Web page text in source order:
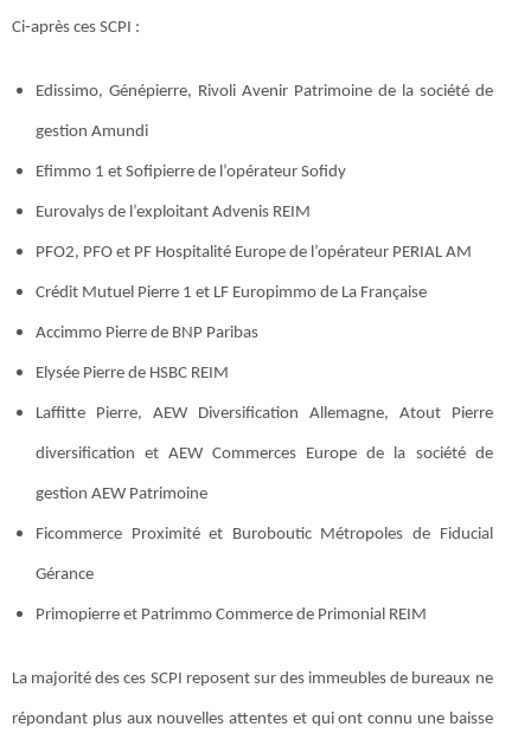
Ci-après ces SCPI :
Edissimo, Génépierre, Rivoli Avenir Patrimoine de la société de
gestion Amundi
Efimmo 1 et Sofipierre de l’opérateur Sofidy
Eurovalys de l’exploitant Advenis REIM
PFO2, PFO et PF Hospitalité Europe de l’opérateur PERIAL AM
Crédit Mutuel Pierre 1 et LF Europimmo de La Française
Accimmo Pierre de BNP Paribas
Elysée Pierre de HSBC REIM
Laffitte Pierre, AEW Diversification Allemagne, Atout Pierre
diversification et AEW Commerces Europe de la société de
gestion AEW Patrimoine
Ficommerce Proximité et Buroboutic Métropoles de Fiducial
Gérance
Primopierre et Patrimmo Commerce de Primonial REIM
La majorité des ces SCPI reposent sur des immeubles de bureaux ne
répondant plus aux nouvelles attentes et qui ont connu une baisse